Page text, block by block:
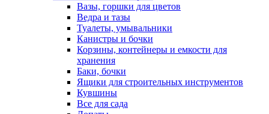
Вазы, горшки для цветов
Ведра и тазы
Туалеты, умывальники
Канистры и бочки
Корзины, контейнеры и емкости для
хранения
Баки, бочки
Ящики для строительных инструментов
Кувшины
Все для сада